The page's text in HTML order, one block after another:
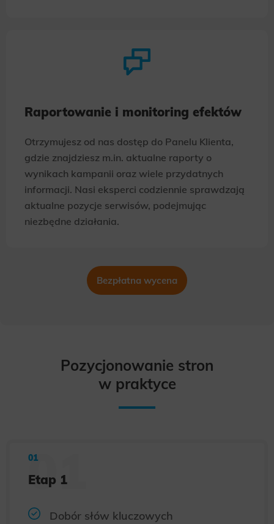
Raportowanie i monitoring efektów
Otrzymujesz od nas dostęp do Panelu Klienta,
gdzie znajdziesz m.in. aktualne raporty o
wynikach kampanii oraz wiele przydatnych
informacji. Nasi eksperci codziennie sprawdzają
aktualne pozycje serwisów, podejmując
niezbędne działania.
Bezpłatna wycena
Pozycjonowanie stron
w praktyce
Etap 1
Dobór słów kluczowych